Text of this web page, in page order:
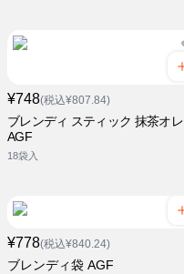
¥748(税込¥807.84)
ブレンディ スティック 抹茶オレ
AGF
18袋入
¥778(税込¥840.24)
ブレンディ袋 AGF